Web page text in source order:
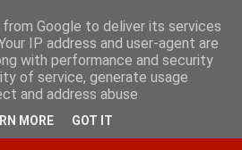
الجمعة 7 أغسطس 2026
الصفحات
Google to deliver its services
IP address and user-agent are
with performance and security
of service, generate usage
and address abuse.
MORE GOT IT